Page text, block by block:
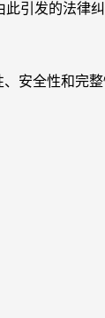
引发的法律
安全性和完